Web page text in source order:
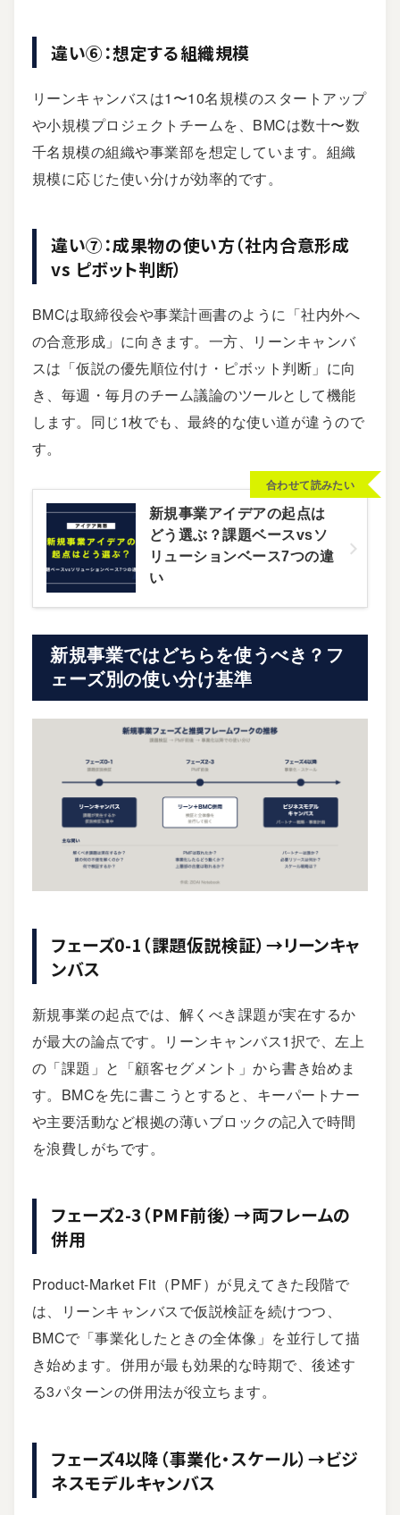
違い⑥：想定する組織規模
リーンキャンバスは1〜10名規模のスタートアップ
や小規模プロジェクトチームを、BMCは数十〜数
千名規模の組織や事業部を想定しています。組織
規模に応じた使い分けが効率的です。
違い⑦：成果物の使い方（社内合意形成
vs ピボット判断）
BMCは取締役会や事業計画書のように「社内外へ
の合意形成」に向きます。一方、リーンキャンバ
スは「仮説の優先順位付け・ピボット判断」に向
き、毎週・毎月のチーム議論のツールとして機能
します。同じ1枚でも、最終的な使い道が違うので
す。
新規事業アイデアの起点は
どう選ぶ？課題ベースvsソ
リューションベース7つの違
い
合わせて読みたい
新規事業ではどちらを使うべき？フ
ェーズ別の使い分け基準
フェーズ0-1（課題仮説検証）→リーンキャ
ンバス
新規事業の起点では、解くべき課題が実在するか
が最大の論点です。リーンキャンバス1択で、左上
の「課題」と「顧客セグメント」から書き始めま
す。BMCを先に書こうとすると、キーパートナー
や主要活動など根拠の薄いブロックの記入で時間
を浪費しがちです。
フェーズ2-3（PMF前後）→両フレームの
併用
Product-Market Fit（PMF）が見えてきた段階で
は、リーンキャンバスで仮説検証を続けつつ、
BMCで「事業化したときの全体像」を並行して描
き始めます。併用が最も効果的な時期で、後述す
る3パターンの併用法が役立ちます。
フェーズ4以降（事業化・スケール）→ビジ
ネスモデルキャンバス